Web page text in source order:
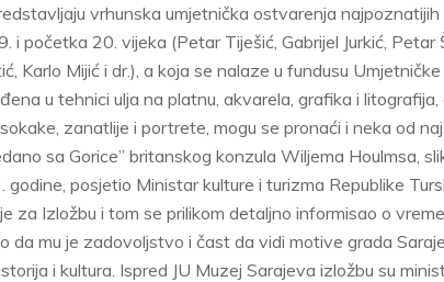
vrhunska umjetnička ostvarenja
i početka 20. vijeka (Petar Tiješić, Gabrijel Jurkić,
Karlo Mijić i dr.), a koja se nalaze u fundusu
u tehnici ulja na platnu, akvarela, grafika i
zanatlije i portrete, mogu se pronaći i neka od
sa Gorice” britanskog konzula Wiljema Houlmsa,
posjetio Ministar kulture i turizma Republike
za Izložbu i tom se prilikom detaljno informisao o
da mu je zadovoljstvo i čast da vidi motive grada
i kultura. Ispred JU Muzej Sarajeva izložbu su